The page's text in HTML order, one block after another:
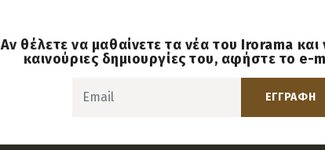
Αν θέλετε να μαθαίνετε τα νέα του Irorama και
καινούριες δημιουργίες του, αφήστε το e-
ΕΓΓΡΑΦΗ